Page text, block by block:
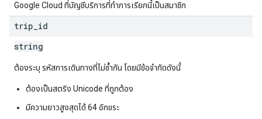
Google Cloud ที่บัญชีบริการที่ทำการเรียกนี้เป็นสมาชิก
trip id
string
ต้องระบุ รหัสการเดินทางที่ไม่ซ้ำกัน โดยมีข้อจำกัดดังนี้
ต้องเป็นสตริง Unicode ที่ถูกต้อง
มีความยาวสูงสุดได้ 64 อักขระ